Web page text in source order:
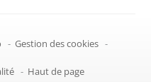
- Gestion des cookies -
- Haut de page